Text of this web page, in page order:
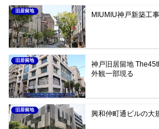
旧居留地 MIUMIU神戸新築工
旧居留地
神戸旧居留地
外観一部現る
旧居留地 興和仲町通ビルの大